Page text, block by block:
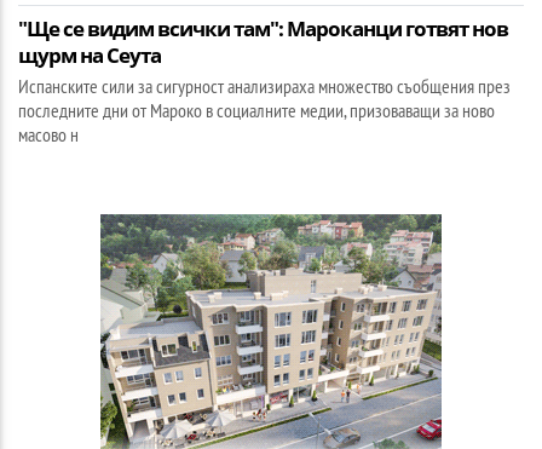
"Ще се видим всички там": Мароканци готвят нов
щурм на Сеута
Испанските сили за сигурност анализираха множество съобщения през
последните дни от Мароко в социалните медии, призоваващи за ново
масово н